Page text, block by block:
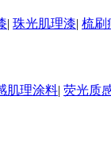
| 珠光肌理漆| 梳刷
肌理涂料| 荧光质